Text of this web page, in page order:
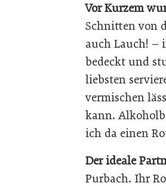
Vor Kurzem
Schnitten von
auch Lauch! –
bedeckt und
liebsten
vermischen
kann.
ich da einen
Der ideale
Purbach. Ihr